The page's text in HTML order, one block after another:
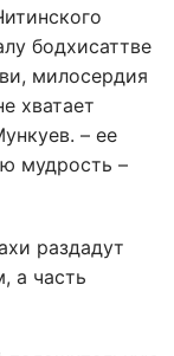
бодхисаттве
милосердия
хватает
– ее
мудрость –
раздадут
а часть